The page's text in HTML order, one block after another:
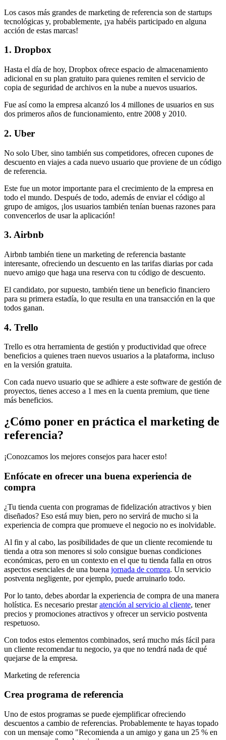
Los casos más grandes de marketing de referencia son de startups
tecnológicas y, probablemente, ¡ya habéis participado en alguna
acción de estas marcas!
1. Dropbox
Hasta el día de hoy, Dropbox ofrece espacio de almacenamiento
adicional en su plan gratuito para quienes remiten el servicio de
copia de seguridad de archivos en la nube a nuevos usuarios.
Fue así como la empresa alcanzó los 4 millones de usuarios en sus
dos primeros años de funcionamiento, entre 2008 y 2010.
2. Uber
No solo Uber, sino también sus competidores, ofrecen cupones de
descuento en viajes a cada nuevo usuario que proviene de un código
de referencia.
Este fue un motor importante para el crecimiento de la empresa en
todo el mundo. Después de todo, además de enviar el código al
grupo de amigos, ¡los usuarios también tenían buenas razones para
convencerlos de usar la aplicación!
3. Airbnb
Airbnb también tiene un marketing de referencia bastante
interesante, ofreciendo un descuento en las tarifas diarias por cada
nuevo amigo que haga una reserva con tu código de descuento.
El candidato, por supuesto, también tiene un beneficio financiero
para su primera estadía, lo que resulta en una transacción en la que
todos ganan.
4. Trello
Trello es otra herramienta de gestión y productividad que ofrece
beneficios a quienes traen nuevos usuarios a la plataforma, incluso
en la versión gratuita.
Con cada nuevo usuario que se adhiere a este software de gestión de
proyectos, tienes acceso a 1 mes en la cuenta premium, que tiene
más beneficios.
¿Cómo poner en práctica el marketing de
referencia?
¡Conozcamos los mejores consejos para hacer esto!
Enfócate en ofrecer una buena experiencia de
compra
¿Tu tienda cuenta con programas de fidelización atractivos y bien
diseñados? Eso está muy bien, pero no servirá de mucho si la
experiencia de compra que promueve el negocio no es inolvidable.
Al fin y al cabo, las posibilidades de que un cliente recomiende tu
tienda a otra son menores si solo consigue buenas condiciones
económicas, pero en un contexto en el que tu tienda falla en otros
aspectos esenciales de una buena jornada de compra. Un servicio
postventa negligente, por ejemplo, puede arruinarlo todo.
Por lo tanto, debes abordar la experiencia de compra de una manera
holística. Es necesario prestaratención al servicio al cliente, tener
precios y promociones atractivos y ofrecer un servicio postventa
respetuoso.
Con todos estos elementos combinados, será mucho más fácil para
un cliente recomendar tu negocio, ya que no tendrá nada de qué
quejarse de la empresa.
Marketing de referencia
Crea programa de referencia
Uno de estos programas se puede ejemplificar ofreciendo
descuentos a cambio de referencias. Probablemente te hayas topado
con un mensaje como "Recomienda a un amigo y gana un 25 % en